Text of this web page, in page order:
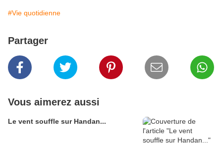
#Vie quotidienne
Partager
Vous aimerez aussi
Le vent souffle sur Handan...